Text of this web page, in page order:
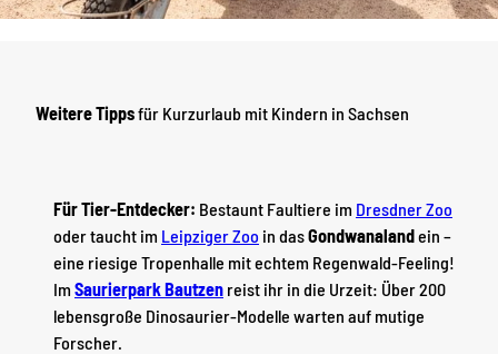
Weitere Tippsfür Kurzurlaub mit Kindern in Sachsen
Für Tier-Entdecker: Bestaunt Faultiere im Dresdner Zoo
oder taucht im Leipziger Zoo in dasGondwanalandein –
eine riesige Tropenhalle mit echtem Regenwald-Feeling!
Im Saurierpark Bautzen reist ihr in die Urzeit: Über 200
lebensgroße Dinosaurier-Modelle warten auf mutige
Forscher.